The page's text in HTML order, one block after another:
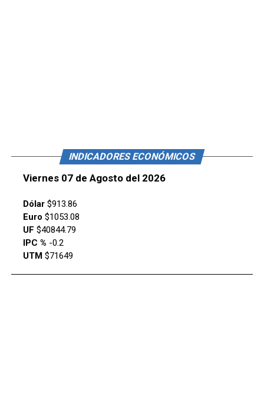
INDICADORES ECONÓMICOS
Viernes 07 de Agosto del 2026
Dólar$913.86
Euro $1053.08
UF $40844.79
IPC % -0.2
UTM$71649